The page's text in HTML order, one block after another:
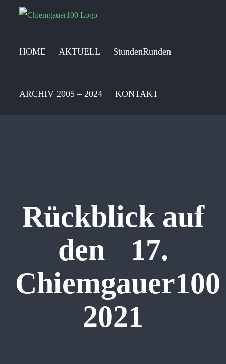
HOME AKTUELL StundenRunden
ARCHIV 2005 – 2024 KONTAKT
Rückblick auf
den 17.
Chiemgauer100
2021